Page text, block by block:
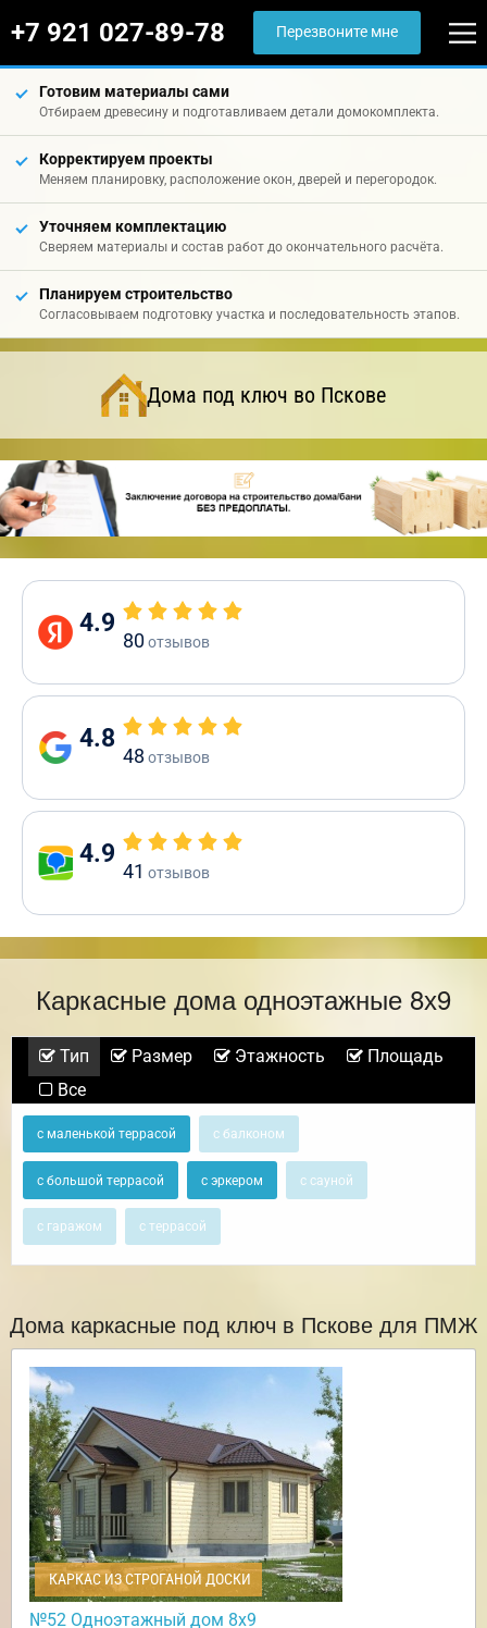
+7 921 027-89-78 Перезвоните мне
Готовим материалы сами
Отбираем древесину и подготавливаем детали домокомплекта.
Корректируем проекты
Меняем планировку, расположение окон, дверей и перегородок.
Уточняем комплектацию
Сверяем материалы и состав работ до окончательного расчёта.
Планируем строительство
Согласовываем подготовку участка и последовательность этапов.
Дома под ключ во Пскове
4.9
80отзывов
4.8
48 отзывов
4.9
41 отзывов
Каркасные дома одноэтажные 8х9
Тип Размер Этажность
Площадь
Все
с маленькой террасой с балконом
с большой террасой с эркером с сауной
с гаражом с террасой
Дома каркасные под ключ в Пскове для ПМЖ
КАРКАС ИЗ СТРОГАНОЙ ДОСКИ
№52 Одноэтажный дом 8х9